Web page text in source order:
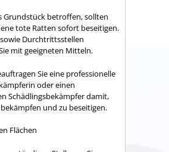
Grundstück betroffen, sollten
tote Ratten sofort beseitigen.
Durchtrittsstellen
mit geeigneten Mitteln.
Sie eine professionelle
oder einen
Schädlingsbekämpfer damit,
und zu beseitigen.
Flächen